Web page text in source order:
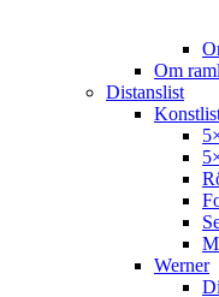
Om
Distanslist
Werner